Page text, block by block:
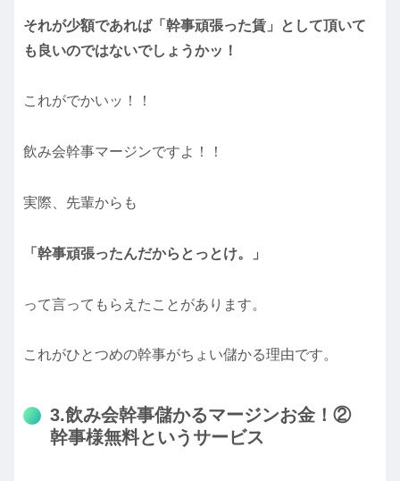
それが少額であれば「幹事頑張った賃」として頂いて
も良いのではないでしょうかッ！
これがでかいッ！！
飲み会幹事マージンですよ！！
実際、先輩からも
「幹事頑張ったんだからとっとけ。」
って言ってもらえたことがあります。
これがひとつめの幹事がちょい儲かる理由です。
3.飲み会幹事儲かるマージンお金！②
幹事様無料というサービス